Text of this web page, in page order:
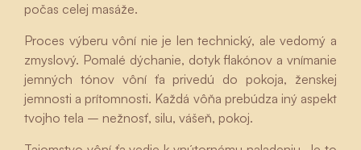
počas celej masáže.
Proces výberu vôní nie je len technický, ale vedomý a
zmyslový. Pomalé dýchanie, dotyk flakónov a vnímanie
jemných tónov vôní ťa privedú do pokoja, ženskej
jemnosti a prítomnosti. Každá vôňa prebúdza iný aspekt
tvojho tela – nežnosť, silu, vášeň, pokoj.